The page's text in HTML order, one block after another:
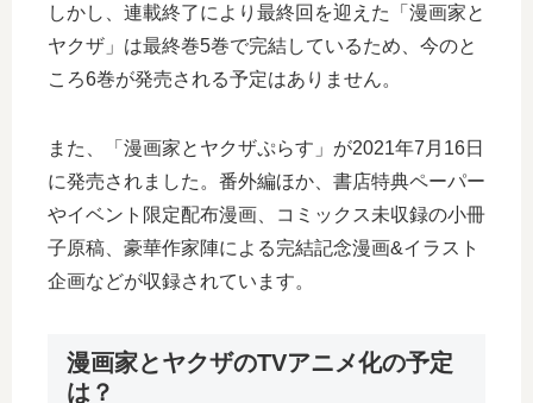
しかし、連載終了により最終回を迎えた「漫画家と
ヤクザ」は最終巻5巻で完結しているため、今のと
ころ6巻が発売される予定はありません。
また、「漫画家とヤクザぷらす」が2021年7月16日
に発売されました。番外編ほか、書店特典ペーパー
やイベント限定配布漫画、コミックス未収録の小冊
子原稿、豪華作家陣による完結記念漫画&イラスト
企画などが収録されています。
漫画家とヤクザのTVアニメ化の予定
は？